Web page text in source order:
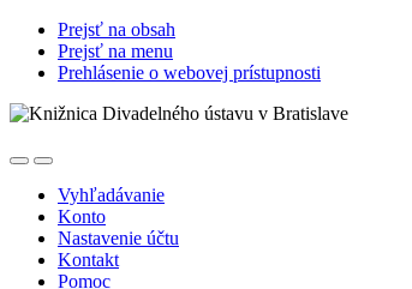
Prejsť na obsah
Prejsť na menu
Prehlásenie o webovej prístupnosti
Vyhľadávanie
Konto
Nastavenie účtu
Kontakt
Pomoc